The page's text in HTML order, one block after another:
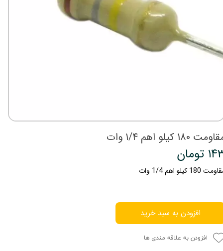
180 کیلو اهم 1/4 وات
تومان
180 کیلو اهم 1/4 وات
افزودن به سبد خرید
افزودن به علاقه مندی ها